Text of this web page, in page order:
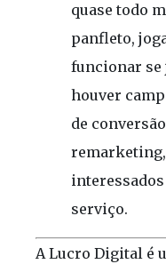
quase todo
panfleto,
funcionar se
houver
de
remarketing,
serviço.
A Lucro Digital é